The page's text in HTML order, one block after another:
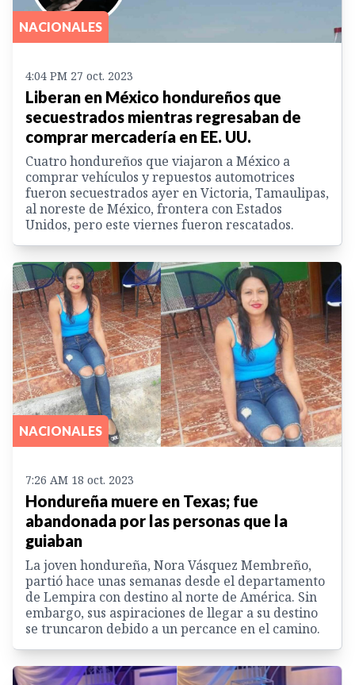
NACIONALES
4:04 PM 27 oct. 2023
Liberan en México hondureños que
secuestrados mientras regresaban de
comprar mercadería en EE. UU.
Cuatro hondureños que viajaron a México a
comprar vehículos y repuestos automotrices
fueron secuestrados ayer en Victoria, Tamaulipas,
al noreste de México, frontera con Estados
Unidos, pero este viernes fueron rescatados.
NACIONALES
7:26 AM 18 oct. 2023
Hondureña muere en Texas; fue
abandonada por las personas que la
guiaban
La joven hondureña, Nora Vásquez Membreño,
partió hace unas semanas desde el departamento
de Lempira con destino al norte de América. Sin
embargo, sus aspiraciones de llegar a su destino
se truncaron debido a un percance en el camino.